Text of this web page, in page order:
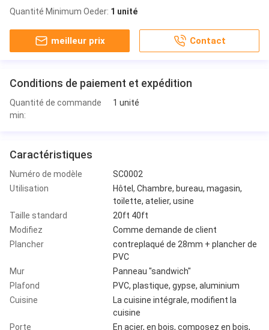
Quantité Minimum Oeder: 1 unité
meilleur prix Contact
Conditions de paiement et expédition
Quantité de commande
min:
1 unité
Caractéristiques
Numéro de modèle
SC0002
Utilisation
Hôtel, Chambre, bureau, magasin,
toilette, atelier, usine
Taille standard
20ft 40ft
Modifiez
Comme demande de client
Plancher
contreplaqué de 28mm + plancher de
PVC
Mur
Panneau "sandwich"
Plafond
PVC, plastique, gypse, aluminium
Cuisine
La cuisine intégrale, modifient la
cuisine
Porte
En acier, en bois, composez en bois,